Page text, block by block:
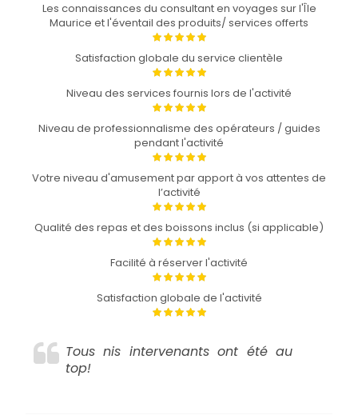
Les connaissances du consultant en voyages sur l'Île
Maurice et l'éventail des produits/ services offerts
Satisfaction globale du service clientèle
Niveau des services fournis lors de l'activité
Niveau de professionnalisme des opérateurs / guides
pendant l'activité
Votre niveau d'amusement par apport à vos attentes de
l’activité
Qualité des repas et des boissons inclus (si applicable)
Facilité à réserver l'activité
Satisfaction globale de l'activité
Tous nis intervenants ont été au
top!